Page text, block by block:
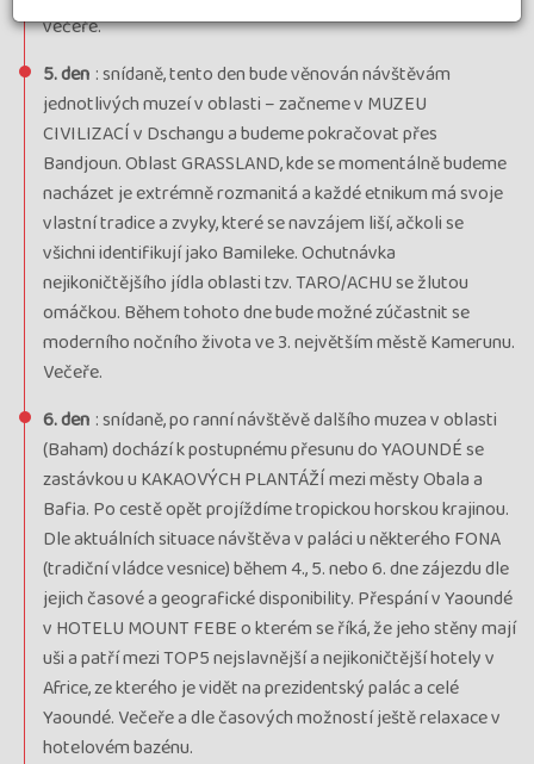
večeře.
5. den : snídaně, tento den bude věnován návštěvám
jednotlivých muzeí v oblasti – začneme v MUZEU
CIVILIZACÍ v Dschangu a budeme pokračovat přes
Bandjoun. Oblast GRASSLAND, kde se momentálně budeme
nacházet je extrémně rozmanitá a každé etnikum má svoje
vlastní tradice a zvyky, které se navzájem liší, ačkoli se
všichni identifikují jako Bamileke. Ochutnávka
nejikoničtějšího jídla oblasti tzv. TARO/ACHU se žlutou
omáčkou. Během tohoto dne bude možné zúčastnit se
moderního nočního života ve 3. největším městě Kamerunu.
Večeře.
6. den : snídaně, po ranní návštěvě dalšího muzea v oblasti
(Baham) dochází k postupnému přesunu do YAOUNDÉ se
zastávkou u KAKAOVÝCH PLANTÁŽÍ mezi městy Obala a
Bafia. Po cestě opět projíždíme tropickou horskou krajinou.
Dle aktuálních situace návštěva v paláci u některého FONA
(tradiční vládce vesnice) během 4., 5. nebo 6. dne zájezdu dle
jejich časové a geografické disponibility. Přespání v Yaoundé
v HOTELU MOUNT FEBE o kterém se říká, že jeho stěny mají
uši a patří mezi TOP5 nejslavnější a nejikoničtější hotely v
Africe, ze kterého je vidět na prezidentský palác a celé
Yaoundé. Večeře a dle časových možností ještě relaxace v
hotelovém bazénu.